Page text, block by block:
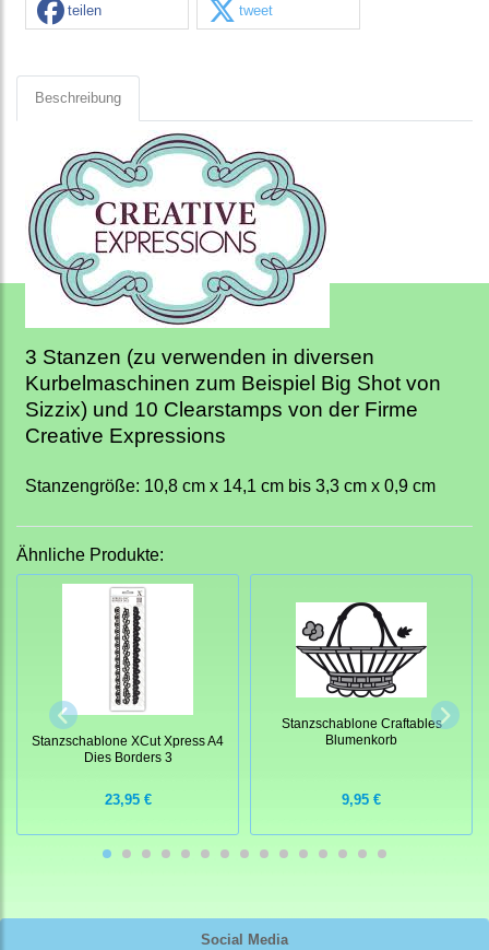
Social Media
teilen tweet
Beschreibung
3 Stanzen (zu verwenden in diversen
Kurbelmaschinen zum Beispiel Big Shot von
Sizzix) und 10 Clearstamps von der Firme
Creative Expressions
Stanzengröße: 10,8 cm x 14,1 cm bis 3,3 cm x 0,9 cm
Ähnliche Produkte:
Stanzschablone XCut Xpress A4
Dies Borders 3
23,95 €
Stanzschablone Craftables
Blumenkorb
9,95 €